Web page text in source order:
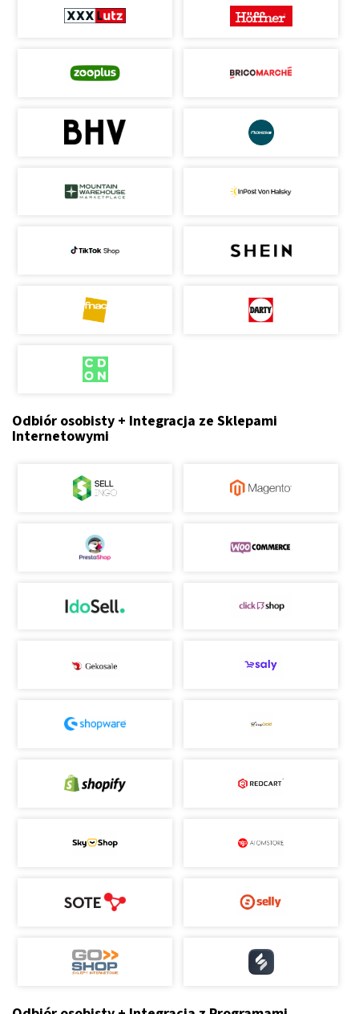
Odbiór osobisty + Integracja ze Sklepami
Internetowymi